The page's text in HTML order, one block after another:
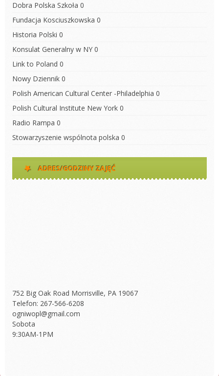
Dobra Polska Szkoła 0
Fundacja Kosciuszkowska 0
Historia Polski 0
Konsulat Generalny w NY 0
Link to Poland 0
Nowy Dziennik 0
Polish American Cultural Center -Philadelphia 0
Polish Cultural Institute New York 0
Radio Rampa 0
Stowarzyszenie wspólnota polska 0
ADRES/GODZINY ZAJĘĆ
752 Big Oak Road Morrisville, PA 19067
Telefon: 267-566-6208
ogniwopl@gmail.com
Sobota
9:30AM-1PM